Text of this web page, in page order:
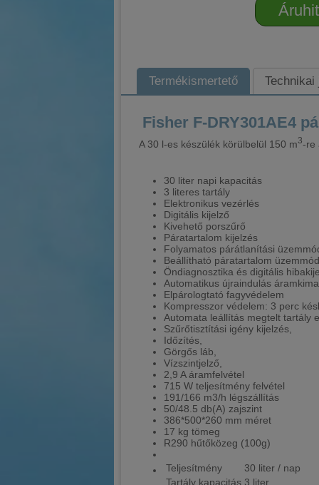
Termékismertető Technikai
Fisher F-DRY301AE4
A 30 l-es készülék körülbelül 150 m3-re
30 liter napi kapacitás
3 literes tartály
Elektronikus vezérlés
Digitális kijelző
Kivehető porszűrő
Páratartalom kijelzés
Folyamatos párátlanítási
Beállítható páratartalom
Öndiagnosztika és digitális
Automatikus újraindulás
Elpárologtató fagyvédelem
Kompresszor védelem: 3 perc
Automata leállítás megtelt tartály
Szűrőtisztítási igény kijelzés,
Időzítés,
Görgős láb,
Vízszintjelző,
2,9 A áramfelvétel
715 W teljesítmény felvétel
191/166 m3/h légszállítás
50/48.5 db(A) zajszint
386*500*260 mm méret
17 kg tömeg
R290 hűtőközeg (100g)
Teljesítmény
30 liter / nap
Tartály kapacitás 3 liter